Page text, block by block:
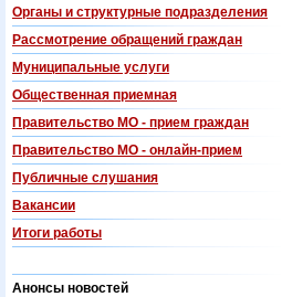
Органы и структурные подразделения
Рассмотрение обращений граждан
Муниципальные услуги
Общественная приемная
Правительство МО - прием граждан
Правительство МО - онлайн-прием
Публичные слушания
Вакансии
Итоги работы
Анонсы новостей